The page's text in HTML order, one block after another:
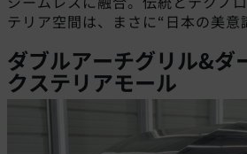
テリア空間は、まさに“日本の美意
ダブルアーチグリル&ダ
クステリアモール